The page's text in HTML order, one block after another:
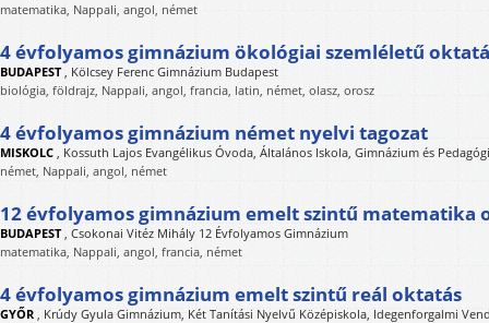
matematika, Nappali, angol, német
4 évfolyamos gimnázium ökológiai szemléletű
BUDAPEST, Kölcsey Ferenc Gimnázium Budapest
biológia, földrajz, Nappali, angol, francia, latin, német, olasz, orosz
4 évfolyamos gimnázium német nyelvi tagozat
MISKOLC , Kossuth Lajos Evangélikus Óvoda, Általános Iskola, Gimnázium és
német, Nappali, angol, német
12 évfolyamos gimnázium emelt szintű matematika
BUDAPEST, Csokonai Vitéz Mihály 12 Évfolyamos Gimnázium
matematika, Nappali, angol, francia, német
4 évfolyamos gimnázium emelt szintű reál oktatás
GYŐR , Krúdy Gyula Gimnázium, Két Tanítási Nyelvű Középiskola, Idegenforgalmi